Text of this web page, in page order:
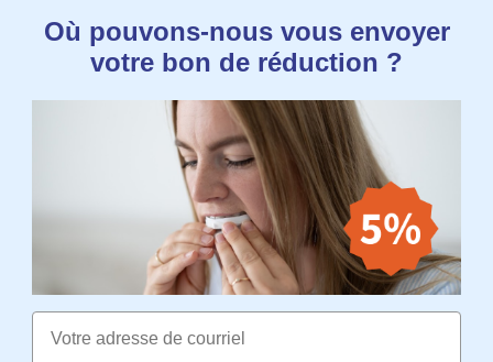
Où pouvons-nous vous envoyer
votre bon de réduction ?
Email